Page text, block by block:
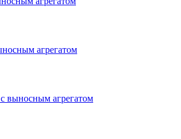
агрегатом
выносным агрегатом